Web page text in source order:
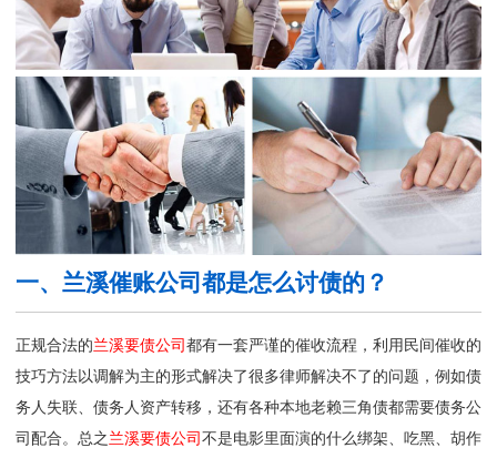
一、兰溪催账公司都是怎么讨债的？
正规合法的兰溪要债公司都有一套严谨的催收流程，利用民间催收的
技巧方法以调解为主的形式解决了很多律师解决不了的问题，例如债
务人失联、债务人资产转移，还有各种本地老赖三角债都需要债务公
司配合。总之兰溪要债公司不是电影里面演的什么绑架、吃黑、胡作